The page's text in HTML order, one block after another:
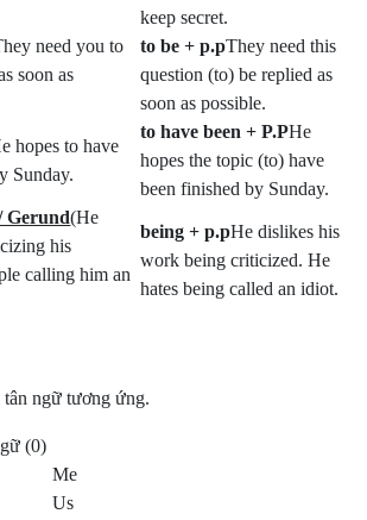
keep secret.
need you to
soon as
to be + p.pThey need this
question (to) be replied as
soon as possible.
hopes to have
Sunday.
to have been + P.PHe
hopes the topic (to) have
been finished by Sunday.
Gerund(He
his
calling him an
being + p.pHe dislikes his
work being criticized. He
hates being called an idiot.
ngữ tương ứng.
(0)
Me
Us